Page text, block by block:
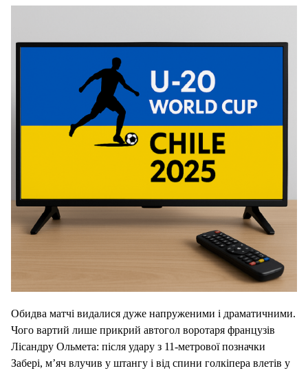
Обидва матчі видалися дуже напруженими і драматичними.
Чого вартий лише прикрий автогол воротаря французів
Лісандру Ольмета: після удару з 11-метрової позначки
Забері, м’яч влучив у штангу і від спини голкіпера влетів у